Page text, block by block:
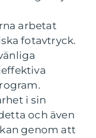
arbetat
fotavtryck.
i sin
och även
genom att